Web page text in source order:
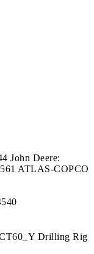
John Deere:
ATLAS-COPCO
Drilling Rig